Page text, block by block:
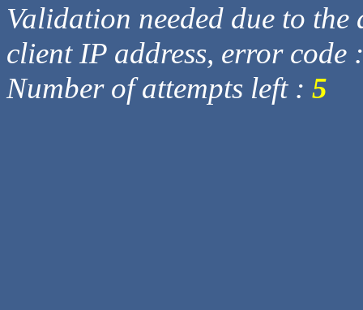
Validation needed due to
client IP address, error code
Number of attempts left : 5